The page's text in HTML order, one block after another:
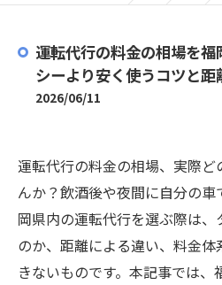
運転代行の料金の相場を
シーより安く使うコツと距
2026/06/11
運転代行の料金の相場、実際
んか？飲酒後や夜間に自分の
岡県内の運転代行を選ぶ際は
のか、距離による違い、料金
きないものです。本記事では